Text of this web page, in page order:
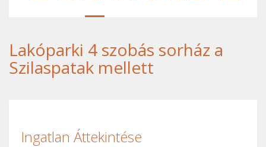
Lakóparki 4 szobás sorház a
Szilaspatak mellett
Ingatlan Áttekintése